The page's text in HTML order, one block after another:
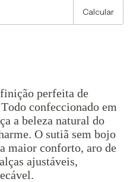
Calcular
perfeita de
confeccionado em
a beleza natural do
O sutiã sem bojo
maior conforto, aro de
ajustáveis,